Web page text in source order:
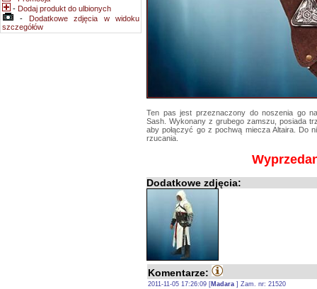
- Dodaj produkt do ulbionych
- Dodatkowe zdjęcia w widoku
szczegółów
Ten pas jest przeznaczony do noszenia go
Sash. Wykonany z grubego zamszu, posiada
aby połączyć go z pochwą miecza Altaira. Do
rzucania.
Dodatkowe zdjęcia:
Komentarze:
2011-11-05 17:26:09 [Madara ] Zam. nr: 21520